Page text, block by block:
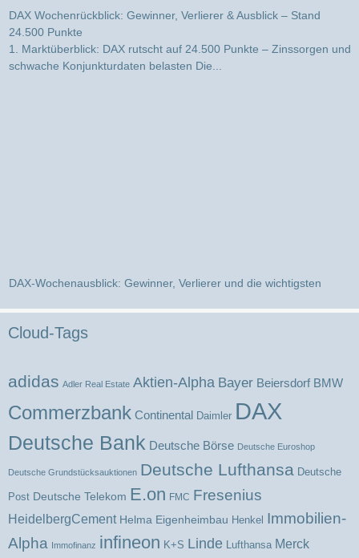
Impulse für die kommende Börsenwoche
Marktüberblick: DAX unter Druck – schwache Konjunktursignale
belasten die Stimmung Die vergangene Hande...
Cloud-Tags
adidas Adler Real Estate Aktien-Alpha Bayer Beiersdorf BMW
Commerzbank Continental Daimler DAX
Deutsche Bank Deutsche Börse Deutsche Euroshop
Deutsche Grundstücksauktionen Deutsche Lufthansa Deutsche
Post Deutsche Telekom E.on FMC Fresenius
HeidelbergCement Helma Eigenheimbau Henkel Immobilien-
Alpha Immofinanz infineon K+S Linde Lufthansa Merck